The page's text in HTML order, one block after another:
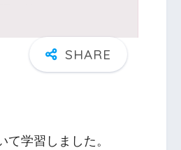
て学習しました。